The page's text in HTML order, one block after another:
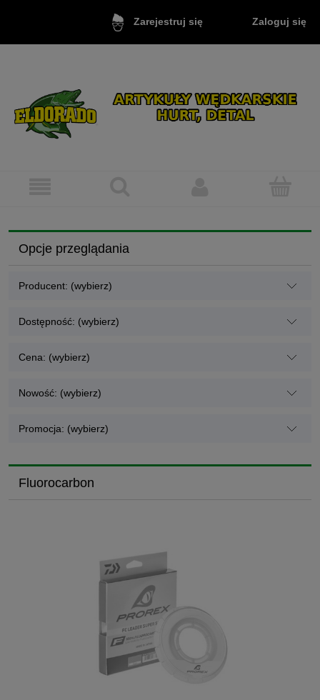
Zarejestruj się Zaloguj się
Opcje przeglądania
Producent: (wybierz)
Dostępność: (wybierz)
Cena: (wybierz)
Nowość: (wybierz)
Promocja: (wybierz)
Fluorocarbon